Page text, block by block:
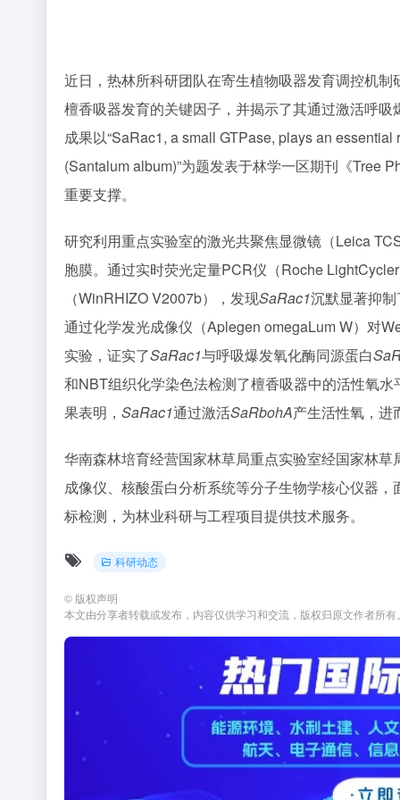
近日，热林所科研团队在寄生植物吸器发育调控机
檀香吸器发育的关键因子，并揭示了其通过激活呼
成果以“SaRac1, a small GTPase, plays an
(Santalum album)”为题发表于林学一区期刊《Tree
重要支撑。
研究利用重点实验室的激光共聚焦显微镜（Leica
胞膜。通过实时荧光定量PCR仪（Roche
（WinRHIZO V2007b），发现SaRac1沉默显著抑
通过化学发光成像仪（Aplegen omegaLum W）对
实验，证实了SaRac1与呼吸爆发氧化酶同源蛋白
和NBT组织化学染色法检测了檀香吸器中的活性氧水
果表明， SaRac1通过激活SaRbohA产生活性氧，进
华南森林培育经营国家林草局重点实验室经国家林
成像仪、核酸蛋白分析系统等分子生物学核心仪器
标检测，为林业科研与工程项目提供技术服务。
科研动态
© 版权声明
本文由分享者转载或发布，内容仅供学习和交流，版权归原文作者所